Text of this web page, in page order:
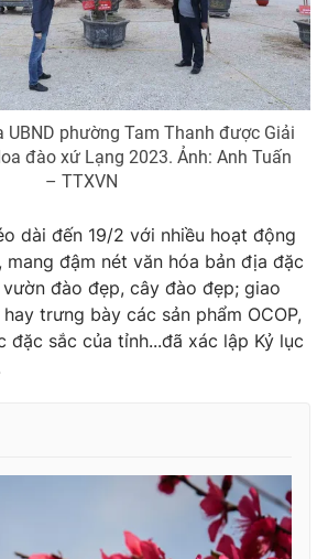
024.66 897 897
024-7300.7108
UBND phường Tam Thanh được Giải
đào xứ Lạng 2023. Ảnh: Anh Tuấn
– TTXVN
dài đến 19/2 với nhiều hoạt động
đậm nét văn hóa bản địa đặc
đào đẹp, cây đào đẹp; giao
trưng bày các sản phẩm OCOP,
đặc sắc của tỉnh...đã xác lập Kỷ lục